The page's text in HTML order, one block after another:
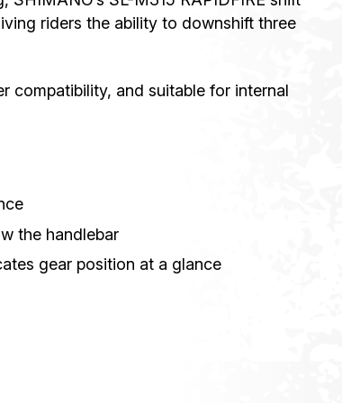
riders the ability to downshift three
compatibility, and suitable for internal
the handlebar
gear position at a glance